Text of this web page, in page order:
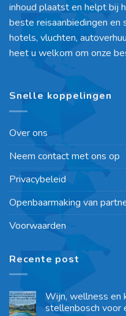
inhoud plaatst en helpt bij
beste reisaanbiedingen en
hotels, vluchten,
heet u welkom om onze
Snelle koppelingen
Over ons
Neem contact met ons op
Privacybeleid
Openbaarmaking van
Voorwaarden
Recente post
Wijn, wellness en
stellenbosch voor